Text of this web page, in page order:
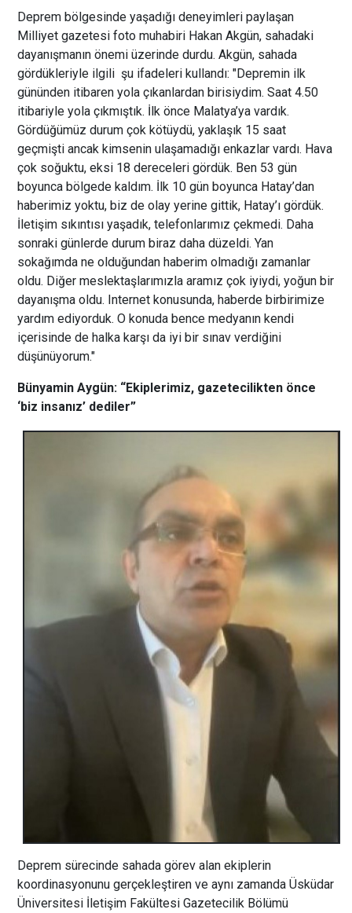
Deprem bölgesinde yaşadığı deneyimleri paylaşan
Milliyet gazetesi foto muhabiri Hakan Akgün, sahadaki
dayanışmanın önemi üzerinde durdu. Akgün, sahada
gördükleriyle ilgili şu ifadeleri kullandı: "Depremin ilk
gününden itibaren yola çıkanlardan birisiydim. Saat 4.50
itibariyle yola çıkmıştık. İlk önce Malatya’ya vardık.
Gördüğümüz durum çok kötüydü, yaklaşık 15 saat
geçmişti ancak kimsenin ulaşamadığı enkazlar vardı. Hava
çok soğuktu, eksi 18 dereceleri gördük. Ben 53 gün
boyunca bölgede kaldım. İlk 10 gün boyunca Hatay’dan
haberimiz yoktu, biz de olay yerine gittik, Hatay’ı gördük.
İletişim sıkıntısı yaşadık, telefonlarımız çekmedi. Daha
sonraki günlerde durum biraz daha düzeldi. Yan
sokağımda ne olduğundan haberim olmadığı zamanlar
oldu. Diğer meslektaşlarımızla aramız çok iyiydi, yoğun bir
dayanışma oldu. Internet konusunda, haberde birbirimize
yardım ediyorduk. O konuda bence medyanın kendi
içerisinde de halka karşı da iyi bir sınav verdiğini
düşünüyorum."
Bünyamin Aygün: “Ekiplerimiz, gazetecilikten önce
‘biz insanız’ dediler”
Deprem sürecinde sahada görev alan ekiplerin
koordinasyonunu gerçekleştiren ve aynı zamanda Üsküdar
Üniversitesi İletişim Fakültesi Gazetecilik Bölümü